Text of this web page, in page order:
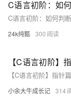
C语言初阶：如
C语言初阶：如何判
24k纯甄 300
【C语言初阶】
【C语言初阶】指针
小余大牛成长记 314